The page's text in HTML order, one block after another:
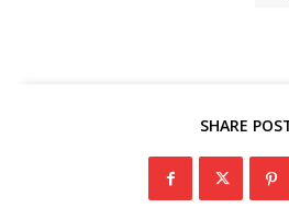
SHARE